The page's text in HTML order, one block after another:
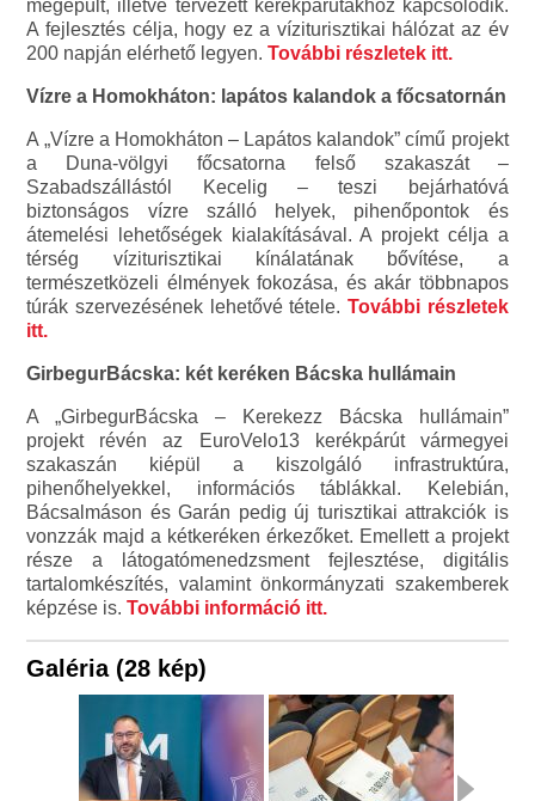
megépült, illetve tervezett kerékpárutakhoz kapcsolódik.
A fejlesztés célja, hogy ez a víziturisztikai hálózat az év
200 napján elérhető legyen.További részletek itt.
Vízre a Homokháton: lapátos kalandok a főcsatornán
A „Vízre a Homokháton – Lapátos kalandok” című projekt
a Duna-völgyi főcsatorna felső szakaszát –
Szabadszállástól Kecelig – teszi bejárhatóvá
biztonságos vízre szálló helyek, pihenőpontok és
átemelési lehetőségek kialakításával. A projekt célja a
térség víziturisztikai kínálatának bővítése, a
természetközeli élmények fokozása, és akár többnapos
túrák szervezésének lehetővé tétele. További részletek
itt.
GirbegurBácska: két keréken Bácska hullámain
A „GirbegurBácska – Kerekezz Bácska hullámain”
projekt révén az EuroVelo13 kerékpárút vármegyei
szakaszán kiépül a kiszolgáló infrastruktúra,
pihenőhelyekkel, információs táblákkal. Kelebián,
Bácsalmáson és Garán pedig új turisztikai attrakciók is
vonzzák majd a kétkeréken érkezőket. Emellett a projekt
része a látogatómenedzsment fejlesztése, digitális
tartalomkészítés, valamint önkormányzati szakemberek
képzése is.További információ itt.
Galéria (28 kép)